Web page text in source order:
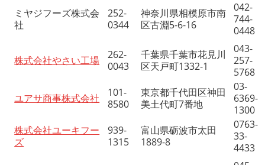
ミヤジフーズ株式会
社
252-
0344
神奈川県相模原市南
区古淵5-6-16
042-
744-
0448
株式会社やさい工場
262-
0043
千葉県千葉市花見川
区天戸町1332-1
043-
257-
5768
ユアサ商事株式会社
101-
8580
東京都千代田区神田
美土代町7番地
03-
6369-
1300
株式会社ユーキフー
ズ
939-
1315
富山県砺波市太田
1889-8
0763-
33-
4433